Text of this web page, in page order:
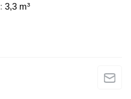
3,3 m³